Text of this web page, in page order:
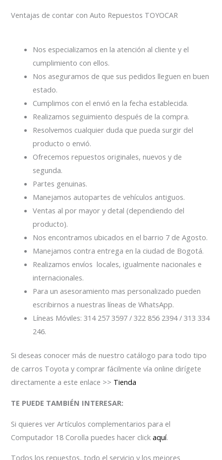
Ventajas de contar con Auto Repuestos TOYOCAR
Nos especializamos en la atención al cliente y el
cumplimiento con ellos.
Nos aseguramos de que sus pedidos lleguen en buen
estado.
Cumplimos con el envió en la fecha establecida.
Realizamos seguimiento después de la compra.
Resolvemos cualquier duda que pueda surgir del
producto o envió.
Ofrecemos repuestos originales, nuevos y de
segunda.
Partes genuinas.
Manejamos autopartes de vehículos antiguos.
Ventas al por mayor y detal (dependiendo del
producto).
Nos encontramos ubicados en el barrio 7 de Agosto.
Manejamos contra entrega en la ciudad de Bogotá.
Realizamos envíos locales, igualmente nacionales e
internacionales.
Para un asesoramiento mas personalizado pueden
escribirnos a nuestras líneas de WhatsApp.
Líneas Móviles: 314 257 3597 / 322 856 2394 / 313 334
246.
Si deseas conocer más de nuestro catálogo para todo tipo
de carros Toyota y comprar fácilmente vía online dirígete
directamente a este enlace >> Tienda
TE PUEDE TAMBIÉN INTERESAR:
Si quieres ver Artículos complementarios para el
Computador 18 Corolla puedes hacer clickaquí.
Todos los repuestos, todo el servicio y los mejores